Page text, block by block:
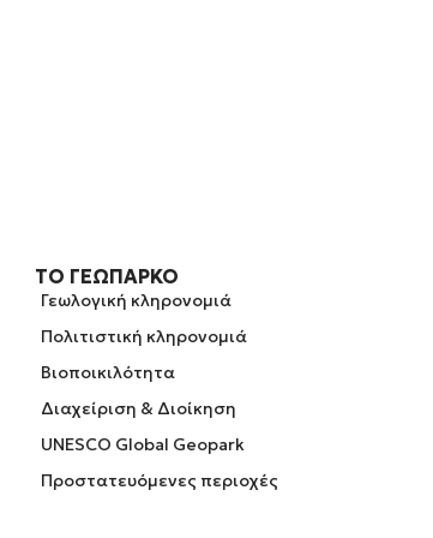
ΤΟ ΓΕΩΠΆΡΚΟ
Γεωλογική κληρονομιά
Πολιτιστική κληρονομιά
Βιοποικιλότητα
Διαχείριση & Διοίκηση
UNESCO Global Geopark
Προστατευόμενες περιοχές